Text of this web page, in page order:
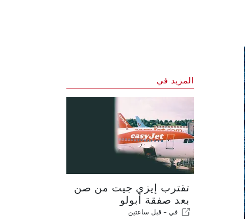
المزيد في
تقترب إيزي جيت من صن
بعد صفقة أبولو
في - قبل ساعتين